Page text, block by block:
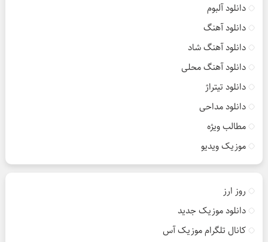
دانلود آلبوم
دانلود آهنگ
دانلود آهنگ شاد
دانلود آهنگ محلی
دانلود تیتراژ
دانلود مداحی
مطالب ویژه
موزیک ویدیو
روز ارز
دانلود موزیک جدید
کانال تلگرام موزیک آس